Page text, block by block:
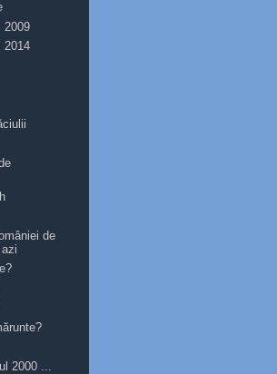
2009
2014
de
2000 ...